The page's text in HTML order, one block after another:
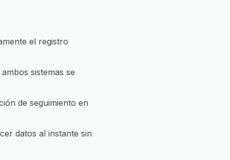
el registro
sistemas se
de seguimiento en
datos al instante sin